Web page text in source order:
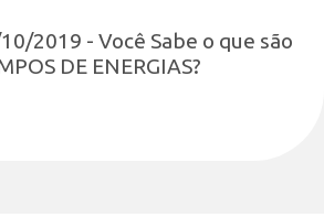
2019 - Você Sabe o que são
DE ENERGIAS?